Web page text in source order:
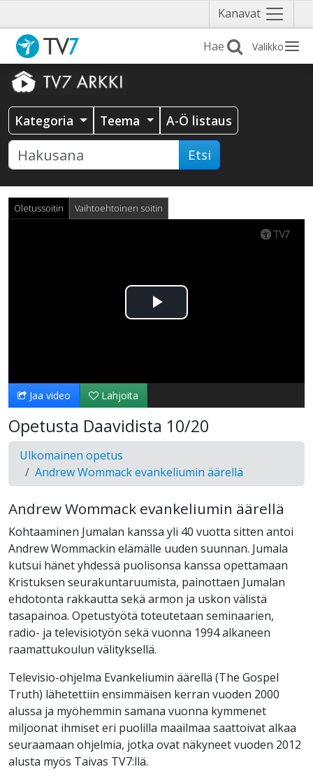
Kanavat Näytä
valikko
Valikko
Kategoria Teema A-Ö listaus
Etsi
Oletussoitin Vaihtoehtoinen soitin
Toista
Jaa video Lahjoita
Opetusta Daavidista 10/20
Ulkomainen opetus
Andrew Wommack evankeliumin äärellä
Andrew Wommack evankeliumin äärellä
Kohtaaminen Jumalan kanssa yli 40 vuotta sitten antoi
Andrew Wommackin elämälle uuden suunnan. Jumala
kutsui hänet yhdessä puolisonsa kanssa opettamaan
Kristuksen seurakuntaruumista, painottaen Jumalan
ehdotonta rakkautta sekä armon ja uskon välistä
tasapainoa. Opetustyötä toteutetaan seminaarien,
radio- ja televisiotyön sekä vuonna 1994 alkaneen
raamattukoulun välityksellä.
Televisio-ohjelma Evankeliumin äärellä (The Gospel
Truth) lähetettiin ensimmäisen kerran vuoden 2000
alussa ja myöhemmin samana vuonna kymmenet
miljoonat ihmiset eri puolilla maailmaa saattoivat alkaa
seuraamaan ohjelmia, jotka ovat näkyneet vuoden 2012
alusta myös Taivas TV7:llä.